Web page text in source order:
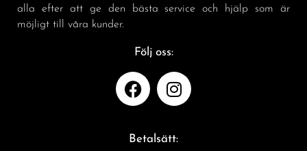
alla efter att ge den bästa service och hjälp som är
möjligt till våra kunder.
Följ oss:
Betalsätt: